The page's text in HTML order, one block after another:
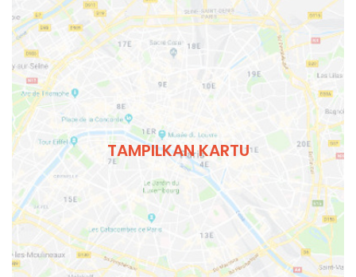
TAMPILKAN KARTU